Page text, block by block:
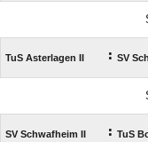
TuS Asterlagen II : SV
SV Schwafheim II : TuS